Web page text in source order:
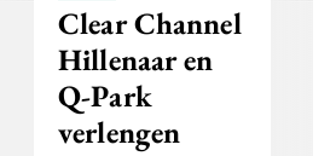
Clear Channel
Hillenaar en
Q-Park
verlengen